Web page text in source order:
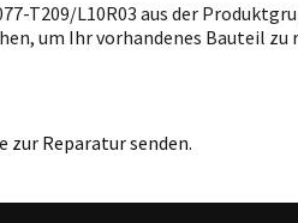
T209/L10R03 aus der
um Ihr vorhandenes Bauteil
zur Reparatur senden.